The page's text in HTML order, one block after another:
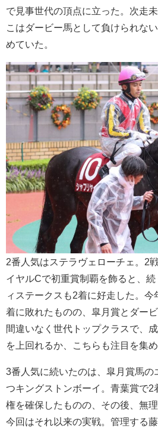
で見事世代の頂点に立った。次走
こはダービー馬として負けられな
めていた。
2番人気はステラヴェローチェ。2
イヤルCで初重賞制覇を飾ると、
ィステークスも2着に好走した。
着に敗れたものの、皐月賞とダー
間違いなく世代トップクラスで、
を上回れるか、こちらも注目を集め
3番人気に続いたのは、皐月賞馬の
つキングストンボーイ。青葉賞で2
権を確保したものの、その後、無
今回はそれ以来の実戦。管理する